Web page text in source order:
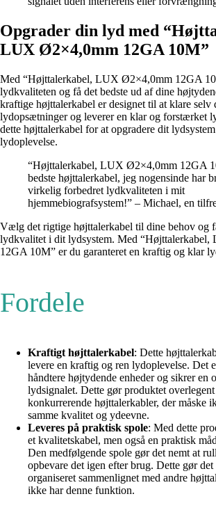
Opgrader din lyd med
LUX Ø2×4,0mm 12GA 10M”
Med “Højttalerkabel, LUX Ø2×4,0mm 12GA
lydkvaliteten og få det bedste ud af dine
kraftige højttalerkabel er designet til at klare selv
lydopsætninger og leverer en klar og forstærket
dette højttalerkabel for at opgradere dit
lydoplevelse.
“Højttalerkabel, LUX Ø2×4,0mm 12GA
bedste højttalerkabel, jeg nogensinde har
virkelig forbedret lydkvaliteten i mit
hjemmebiografsystem!” – Michael, en
Vælg det rigtige højttalerkabel til dine behov og
lydkvalitet i dit lydsystem. Med
12GA 10M” er du garanteret en kraftig og klar
Fordele
Kraftigt højttalerkabel: Dette
levere en kraftig og ren lydoplevelse. Det
håndtere højtydende enheder og sikrer en
lydsignalet. Dette gør produktet
konkurrerende højttalerkabler, der måske
samme kvalitet og ydeevne.
Leveres på praktisk spole: Med dette
et kvalitetskabel, men også en praktisk
Den medfølgende spole gør det nemt at
opbevare det igen efter brug. Dette gør
organiseret sammenlignet med andre
ikke har denne funktion.